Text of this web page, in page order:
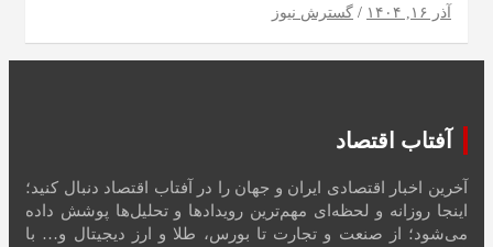
آذر ۱۶, ۱۴۰۴ گسترش نیوز
آفتاب اقتصاد
آخرین اخبار اقتصادی ایران و جهان را در آفتاب اقتصاد دنبال کنید؛
اینجا روزانه و لحظه‌ای مهم‌ترین رویدادها و تحلیل‌ها پوشش داده
می‌شود؛ از صنعت و تجارت تا بورس، طلا و ارز دیجیتال و… با